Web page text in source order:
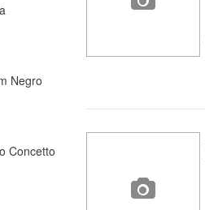
Negro
Concetto